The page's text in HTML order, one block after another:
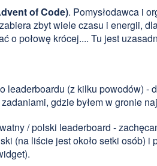
of Code). Pomysłodawca i
zbyt wiele czasu i energii,
o połowę krócej.... Tu jest
leaderboardu (z kilku powodów) -
gdzie byłem w gronie
/ polski leaderboard -
(na liście jest około setki osób) i